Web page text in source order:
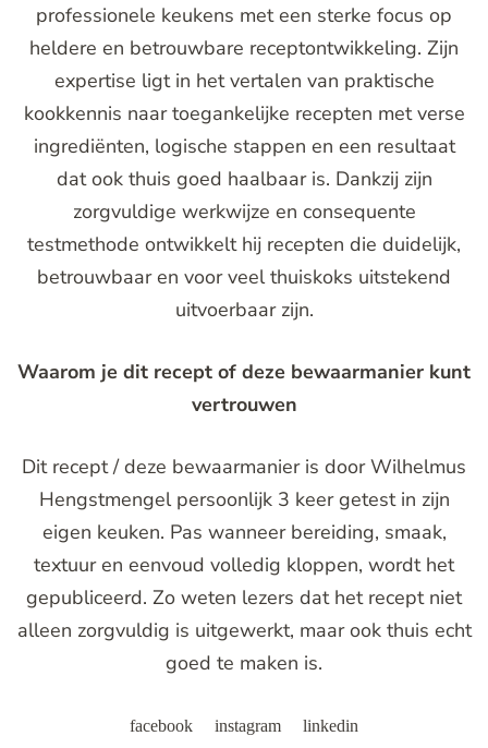
professionele keukens met een sterke focus op
heldere en betrouwbare receptontwikkeling. Zijn
expertise ligt in het vertalen van praktische
kookkennis naar toegankelijke recepten met verse
ingrediënten, logische stappen en een resultaat
dat ook thuis goed haalbaar is. Dankzij zijn
zorgvuldige werkwijze en consequente
testmethode ontwikkelt hij recepten die duidelijk,
betrouwbaar en voor veel thuiskoks uitstekend
uitvoerbaar zijn.
Waarom je dit recept of deze bewaarmanier kunt
vertrouwen
Dit recept / deze bewaarmanier is door Wilhelmus
Hengstmengel persoonlijk 3 keer getest in zijn
eigen keuken. Pas wanneer bereiding, smaak,
textuur en eenvoud volledig kloppen, wordt het
gepubliceerd. Zo weten lezers dat het recept niet
alleen zorgvuldig is uitgewerkt, maar ook thuis echt
goed te maken is.
facebook instagram linkedin